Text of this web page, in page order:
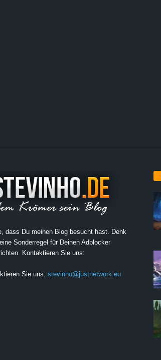
dass Du meinen Blog besucht hast. Denk
Sonderregel für Deinen Adblocker
Kontaktieren Sie uns:
Sie uns: stevinho@justnetwork.eu